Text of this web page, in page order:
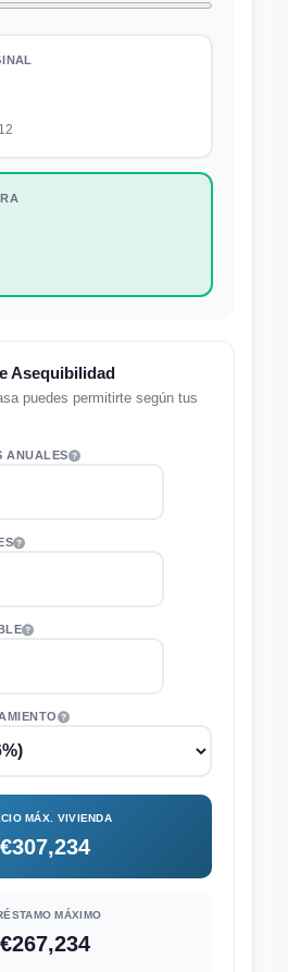
Asequibilidad
puedes permitirte según tus
ANUALES
MÁX. VIVIENDA
€307,234
MÁXIMO
€267,234